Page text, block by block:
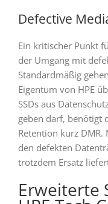
Defective
Ein kritischer Punkt
der Umgang mit
Standardmäßig
Eigentum von HPE
SSDs aus
geben darf, benötigt
Retention kurz
den defekten
trotzdem Ersatz
Erweiterte